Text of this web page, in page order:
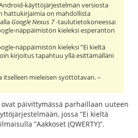
käyttöjärjestelmän versiosta
hattukirjaimia on mahdollista
Google Nexus 7-taulutietokoneessa:
näppäimistön kieleksi esperanton
näppäimistön kieleksi ”Ei kieltä
kirjoitus tapahtuu yllä esittämälläni
itselleen mieleisen syöttötavan. –
päivittymässä parhaillaan uuteen
jossa ”Ei kieltä
”Aakkoset (QWERTY)”.